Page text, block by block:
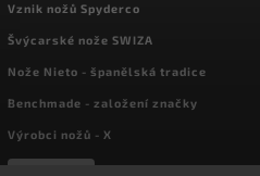
Vznik nožů Spyderco
Švýcarské nože SWIZA
Nože Nieto - španělská tradice
Benchmade - založení značky
Výrobci nožů - X